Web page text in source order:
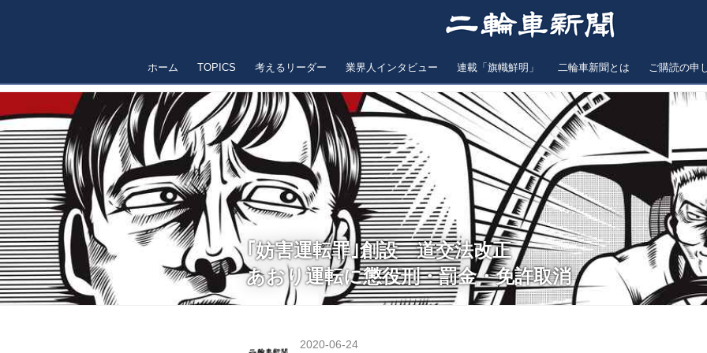
ホーム TOPICS 考えるリーダー 業界人インタビュー 連載「旗幟鮮明」 二輪車新聞とは ご購読の申
｢妨害運転罪｣創設 道交法改正
あおり運転に懲役刑・罰金・免許取消
2020-06-24